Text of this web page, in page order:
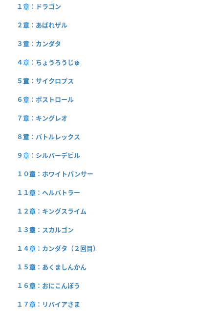
１章：ドラゴン
２章：あばれザル
３章：カンダタ
４章：ちょうろうじゅ
５章：サイクロプス
６章：ボストロール
７章：キングレオ
８章：バトルレックス
９章：シルバーデビル
１０章：ホワイトパンサー
１１章：ヘルバトラー
１２章：キングスライム
１３章：スカルゴン
１４章：カンダタ（２回目）
１５章：あくましんかん
１６章：おにこんぼう
１７章：リバイアさま